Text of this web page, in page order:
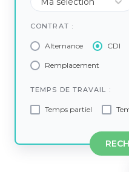
CONTRAT :
Alternance CDI
Remplacement
TEMPS DE TRAVAIL :
Temps partiel